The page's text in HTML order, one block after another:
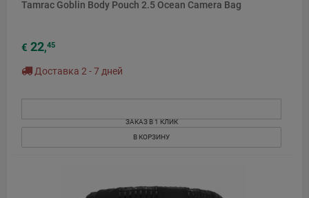
Tamrac Goblin Body Pouch 2.5 Ocean Camera Bag
€ 22,45
Доставка 2 - 7 дней
ЗАКАЗ В 1 КЛИК
В КОРЗИНУ